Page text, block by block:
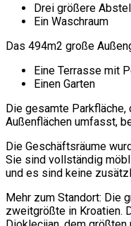
Drei größere
Ein Waschraum
Das 494m2 große
Eine Terrasse mit
Einen Garten
Die gesamte Parkfläche,
Außenflächen umfasst,
Die Geschäftsräume
Sie sind vollständig
und es sind keine
Mehr zum Standort: Die
zweitgrößte in Kroatien.